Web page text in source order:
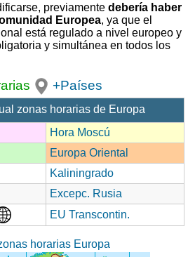
previamente debería haber
Europea, ya que el
está regulado a nivel europeo y
y simultánea en todos los
+Países
zonas horarias de Europa
Hora Moscú
Europa Oriental
Kaliningrado
Excepc. Rusia
EU Transcontin.
horarias Europa